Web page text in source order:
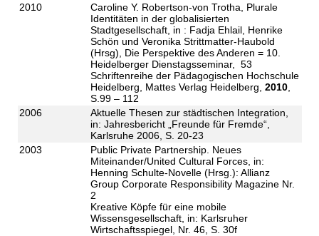
2010
Caroline Y. Robertson-von Trotha, Plurale
Identitäten in der globalisierten
Stadtgesellschaft, in : Fadja Ehlail, Henrike
Schön und Veronika Strittmatter-Haubold
(Hrsg), Die Perspektive des Anderen = 10.
Heidelberger Dienstagsseminar, 53
Schriftenreihe der Pädagogischen Hochschule
Heidelberg, Mattes Verlag Heidelberg, 2010,
S.99 – 112
2006
Aktuelle Thesen zur städtischen Integration,
in: Jahresbericht „Freunde für Fremde“,
Karlsruhe 2006, S. 20-23
2003
Public Private Partnership. Neues
Miteinander/United Cultural Forces, in:
Henning Schulte-Novelle (Hrsg.): Allianz
Group Corporate Responsibility Magazine Nr.
2
Kreative Köpfe für eine mobile
Wissensgesellschaft, in: Karlsruher
Wirtschaftsspiegel, Nr. 46, S. 30f